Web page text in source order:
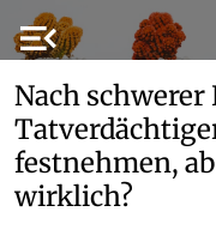
menu_open
Nach
festnehmen,
wirklich?